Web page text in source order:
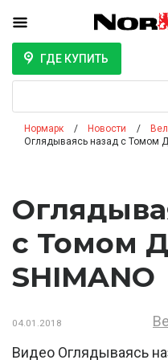
ГДЕ КУПИТЬ
Нормарк Новости
Оглядываясь назад с Томом
с Томом
SHIMANO
04.01.2018
Видео Оглядываясь